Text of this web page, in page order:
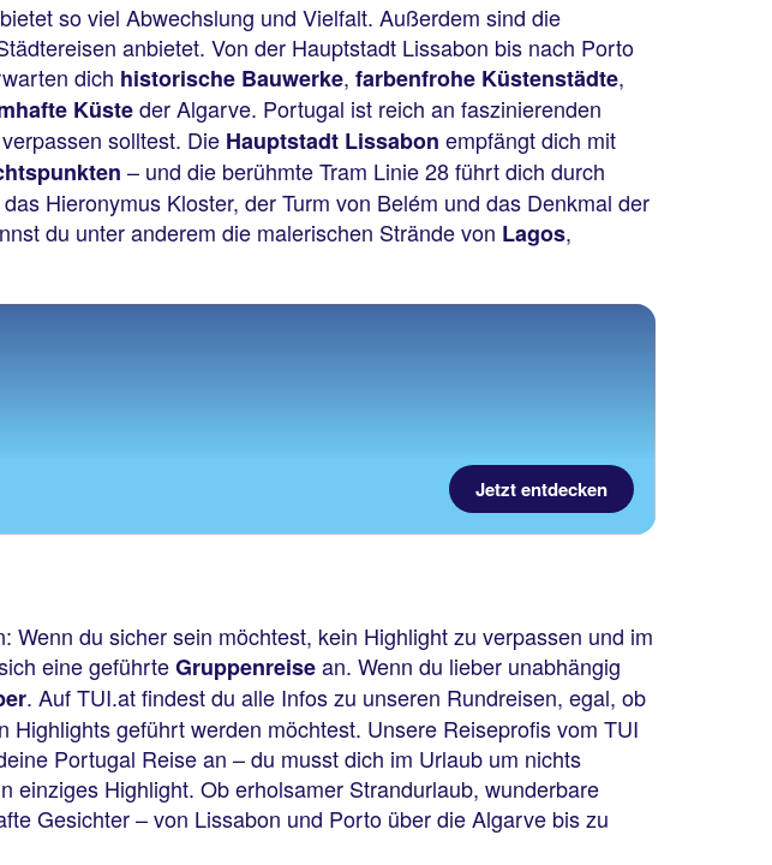
so viel Abwechslung und Vielfalt. Außerdem sind die
anbietet. Von der Hauptstadt Lissabon bis nach Porto
dich historische Bauwerke, farbenfrohe Küstenstädte,
Küsteder Algarve. Portugal ist reich an faszinierenden
solltest. Die Hauptstadt Lissabon empfängt dich mit
– und die berühmte Tram Linie 28 führt dich durch
Hieronymus Kloster, der Turm von Belém und das Denkmal der
du unter anderem die malerischen Strände von Lagos,
Jetzt entdecken
du sicher sein möchtest, kein Highlight zu verpassen und im
eine geführteGruppenreisean. Wenn du lieber unabhängig
. Auf TUI.at findest du alle Infos zu unseren Rundreisen, egal, ob
geführt werden möchtest. Unsere Reiseprofis vom TUI
Portugal Reise an – du musst dich im Urlaub um nichts
Highlight. Ob erholsamer Strandurlaub, wunderbare
Gesichter – von Lissabon und Porto über die Algarve bis zu